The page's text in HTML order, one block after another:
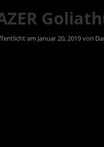
am Januar 20, 2019von